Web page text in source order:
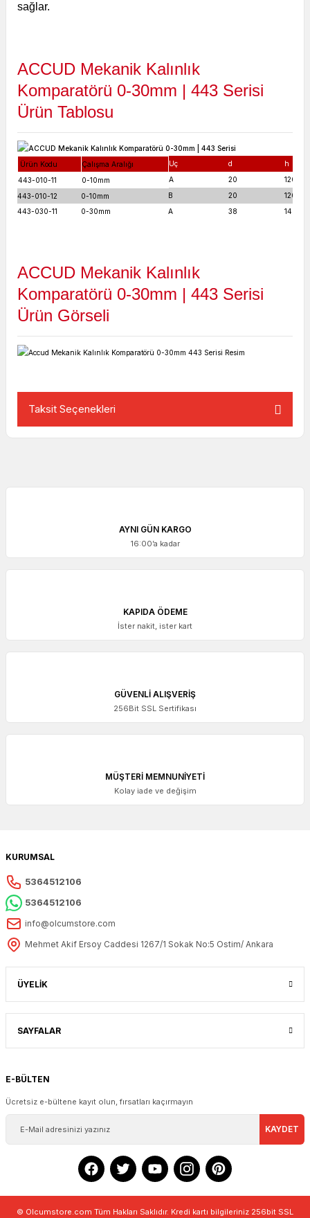
sağlar.
ACCUD Mekanik Kalınlık
Komparatörü 0-30mm | 443 Serisi
Ürün Tablosu
Ürün Kodu Çalışma Aralığı Uç d
h
443-010-11
0-10mm A 20
120
443-010-12
0-10mm B 20
120
443-030-11
0-30mm A 38 140
ACCUD Mekanik Kalınlık
Komparatörü 0-30mm | 443 Serisi
Ürün Görseli
Taksit Seçenekleri
AYNI GÜN KARGO
16:00’a kadar
KAPIDA ÖDEME
İster nakit, ister kart
GÜVENLİ ALIŞVERİŞ
256Bit SSL Sertifikası
MÜŞTERİ MEMNUNİYETİ
Kolay iade ve değişim
KURUMSAL
5364512106
5364512106
info@olcumstore.com
Mehmet Akif Ersoy Caddesi 1267/1 Sokak No:5 Ostim/ Ankara
ÜYELİK
SAYFALAR
E-BÜLTEN
Ücretsiz e-bültene kayıt olun, fırsatları kaçırmayın
KAYDET
© Olcumstore.com Tüm Hakları Saklıdır. Kredi kartı bilgileriniz 256bit SSL